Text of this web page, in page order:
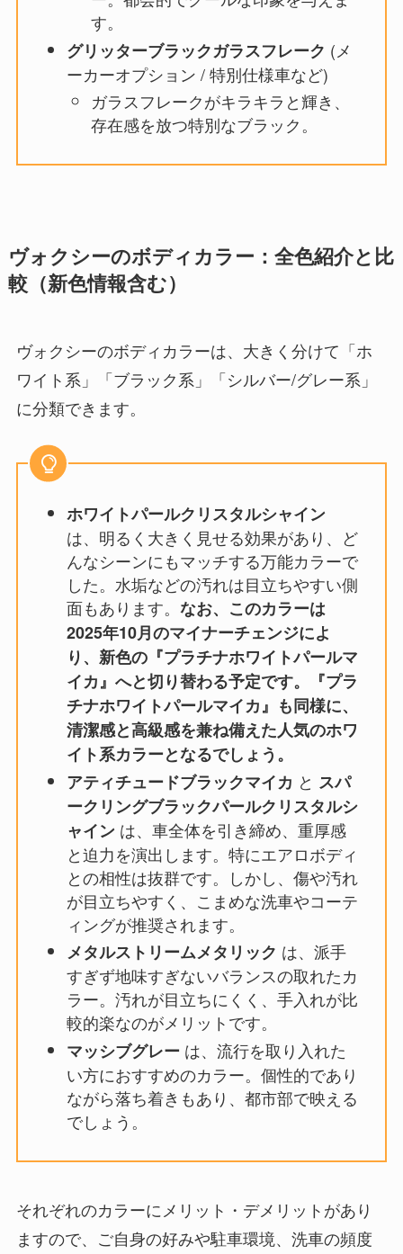
す。
グリッターブラックガラスフレーク (メ
ーカーオプション / 特別仕様車など)
ガラスフレークがキラキラと輝き、
存在感を放つ特別なブラック。
ヴォクシーのボディカラー：全色紹介と比
較（新色情報含む）
ヴォクシーのボディカラーは、大きく分けて「ホ
ワイト系」「ブラック系」「シルバー/グレー系」
に分類できます。
ホワイトパールクリスタルシャイン
は、明るく大きく見せる効果があり、ど
んなシーンにもマッチする万能カラーで
した。水垢などの汚れは目立ちやすい側
面もあります。 なお、このカラーは
2025年10月のマイナーチェンジによ
り、新色の『プラチナホワイトパールマ
イカ』へと切り替わる予定です。『プラ
チナホワイトパールマイカ』も同様に、
清潔感と高級感を兼ね備えた人気のホワ
イト系カラーとなるでしょう。
アティチュードブラックマイカ と スパ
ークリングブラックパールクリスタルシ
ャインは、車全体を引き締め、重厚感
と迫力を演出します。特にエアロボディ
との相性は抜群です。しかし、傷や汚れ
が目立ちやすく、こまめな洗車やコーテ
ィングが推奨されます。
メタルストリームメタリック は、派手
すぎず地味すぎないバランスの取れたカ
ラー。汚れが目立ちにくく、手入れが比
較的楽なのがメリットです。
マッシブグレー は、流行を取り入れた
い方におすすめのカラー。個性的であり
ながら落ち着きもあり、都市部で映える
でしょう。
それぞれのカラーにメリット・デメリットがあり
ますので、ご自身の好みや駐車環境、洗車の頻度